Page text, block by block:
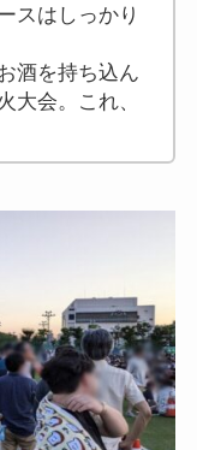
スはしっかり
酒を持ち込ん
大会。これ、